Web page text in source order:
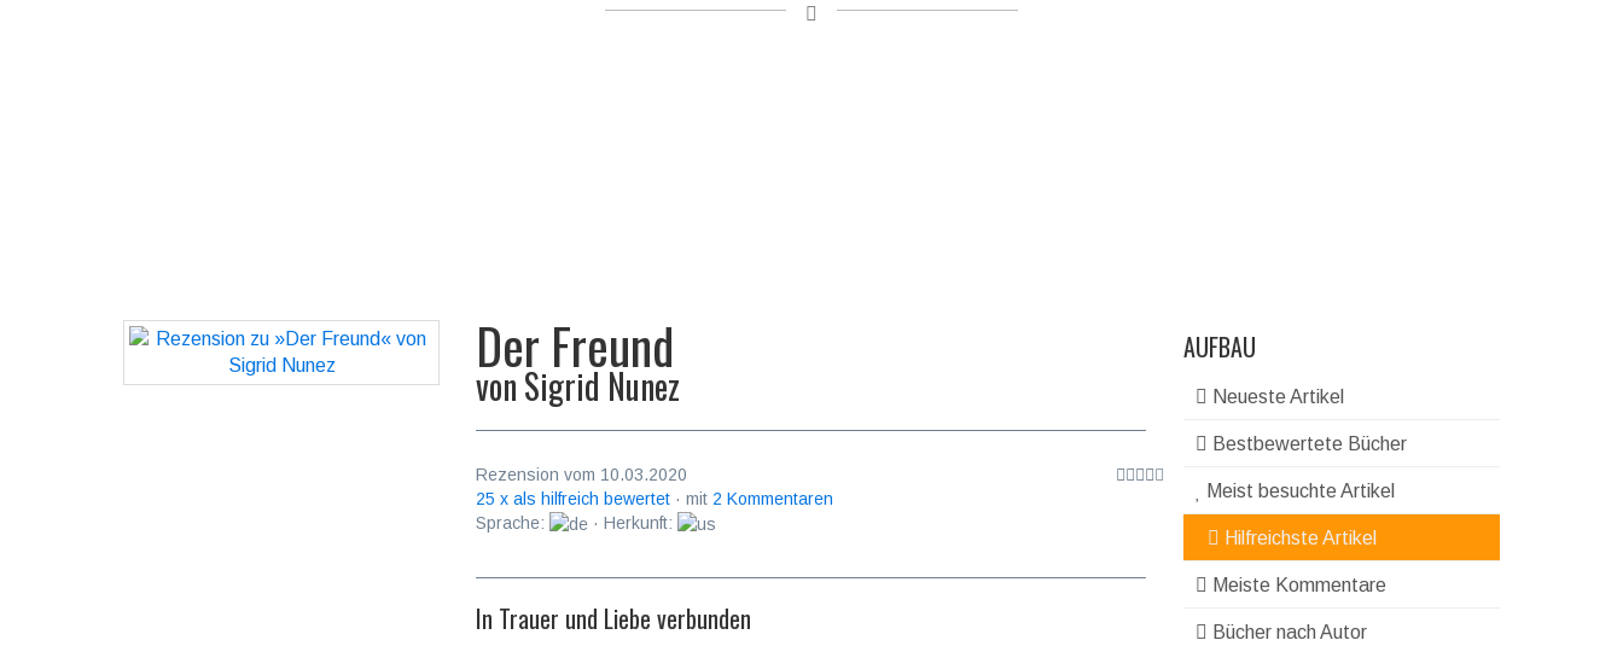
AUFBAU
Neueste Artikel
Bestbewertete Bücher
Meist besuchte Artikel
Hilfreichste Artikel
Meiste Kommentare
Bücher nach Autor
Der Freund
vonSigrid Nunez
Rezension vom 10.03.2020
25 x als hilfreich bewertet · mit 2 Kommentaren
Sprache:
· Herkunft:
In Trauer und Liebe verbunden